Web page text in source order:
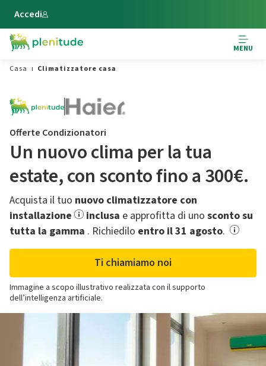
Vai al contenuto principale
Accedi
MENU
Casa
Climatizzatore casa
Offerte Condizionatori
Un nuovo clima per la tua
estate,​ con sconto fino a 300€.
Acquista il tuo nuovo climatizzatore con
installazione
inclusa e approfitta di uno sconto su
tutta la gamma .​ Richiedilo entro il 31 agosto.
Ti chiamiamo noi
Immagine a scopo illustrativo realizzata con il supporto
dell’intelligenza artificiale.